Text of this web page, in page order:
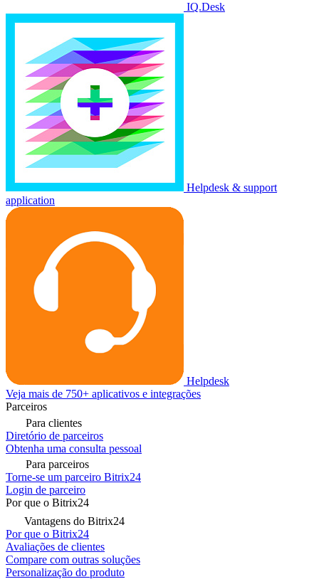
IQ.Desk
Helpdesk & support
application
Helpdesk
Veja mais de 750+ aplicativos e integrações
Parceiros
Para clientes
Diretório de parceiros
Obtenha uma consulta pessoal
Para parceiros
Torne-se um parceiro Bitrix24
Login de parceiro
Por que o Bitrix24
Vantagens do Bitrix24
Por que o Bitrix24
Avaliações de clientes
Compare com outras soluções
Personalização do produto